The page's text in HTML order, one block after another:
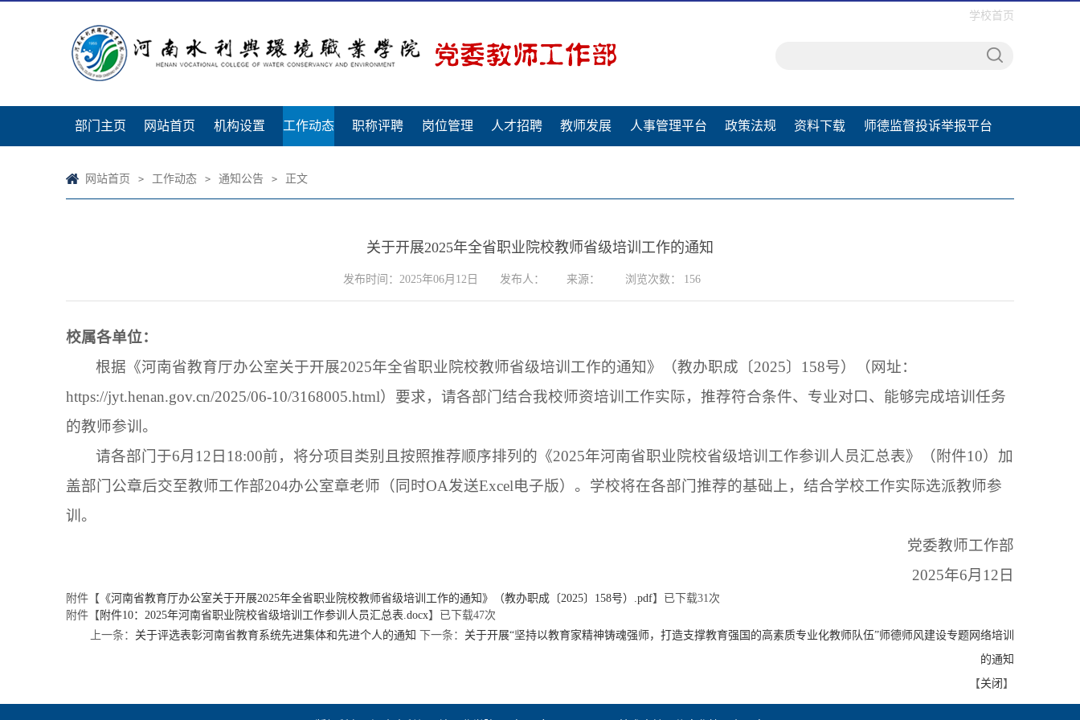
学校首页
部门主页 网站首页 机构设置 工作动态 职称评聘 岗位管理 人才招聘 教师发展 人事管理平台 政策法规 资料下载 师德监督投诉举报平台
网站首页 > 工作动态 > 通知公告 > 正文
关于开展2025年全省职业院校教师省级培训工作的通知
发布时间：2025年06月12日 发布人： 来源： 浏览次数： 156
校属各单位：
根据《河南省教育厅办公室关于开展2025年全省职业院校教师省级培训工作的通知》（教办职成〔2025〕158号）（网址：
https://jyt.henan.gov.cn/2025/06-10/3168005.html）要求，请各部门结合我校师资培训工作实际，推荐符合条件、专业对口、能够完成培训任务
的教师参训。
请各部门于6月12日18:00前，将分项目类别且按照推荐顺序排列的《2025年河南省职业院校省级培训工作参训人员汇总表》（附件10）加
盖部门公章后交至教师工作部204办公室章老师（同时OA发送Excel电子版）。学校将在各部门推荐的基础上，结合学校工作实际选派教师参
训。
党委教师工作部
2025年6月12日
附件【 《河南省教育厅办公室关于开展2025年全省职业院校教师省级培训工作的通知》（教办职成〔2025〕158号）.pdf】已下载31次
附件【 附件10：2025年河南省职业院校省级培训工作参训人员汇总表.docx】已下载47次
上一条： 关于评选表彰河南省教育系统先进集体和先进个人的通知 下一条： 关于开展“坚持以教育家精神铸魂强师，打造支撑教育强国的高素质专业化教师队伍”师德师风建设专题网络培训
的通知
【关闭 】